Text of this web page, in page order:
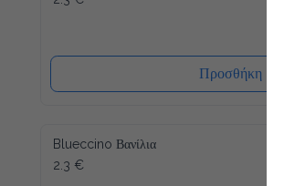
Προσθήκη
Blueccino Βανίλια
2.3 €